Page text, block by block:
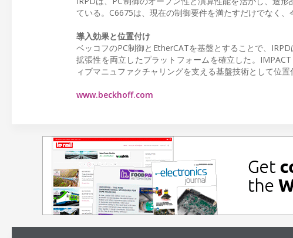
ている。C6675は、現在の制御要件を満たすだけでなく
導入効果と位置付け
ベッコフのPC制御とEtherCATを基盤とすることで、
拡張性を両立したプラットフォームを確立した。
ィブマニュファクチャリングを支える基盤技術として位置
www.beckhoff.com